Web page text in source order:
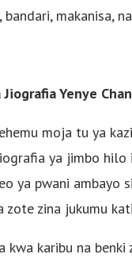
makanisa,
Yenye
moja tu ya
ya jimbo
ya pwani ambayo
zote zina jukumu
kwa karibu na